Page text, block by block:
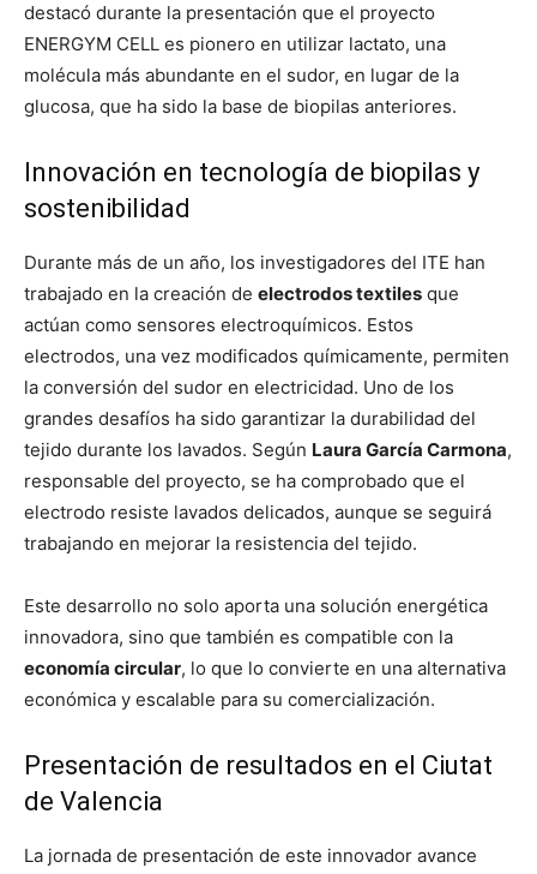
destacó durante la presentación que el proyecto
ENERGYM CELL es pionero en utilizar lactato, una
molécula más abundante en el sudor, en lugar de la
glucosa, que ha sido la base de biopilas anteriores.
Innovación en tecnología de biopilas y
sostenibilidad
Durante más de un año, los investigadores del ITE han
trabajado en la creación de electrodos textiles que
actúan como sensores electroquímicos. Estos
electrodos, una vez modificados químicamente, permiten
la conversión del sudor en electricidad. Uno de los
grandes desafíos ha sido garantizar la durabilidad del
tejido durante los lavados. Según Laura García Carmona,
responsable del proyecto, se ha comprobado que el
electrodo resiste lavados delicados, aunque se seguirá
trabajando en mejorar la resistencia del tejido.
Este desarrollo no solo aporta una solución energética
innovadora, sino que también es compatible con la
economía circular, lo que lo convierte en una alternativa
económica y escalable para su comercialización.
Presentación de resultados en el Ciutat
de Valencia
La jornada de presentación de este innovador avance